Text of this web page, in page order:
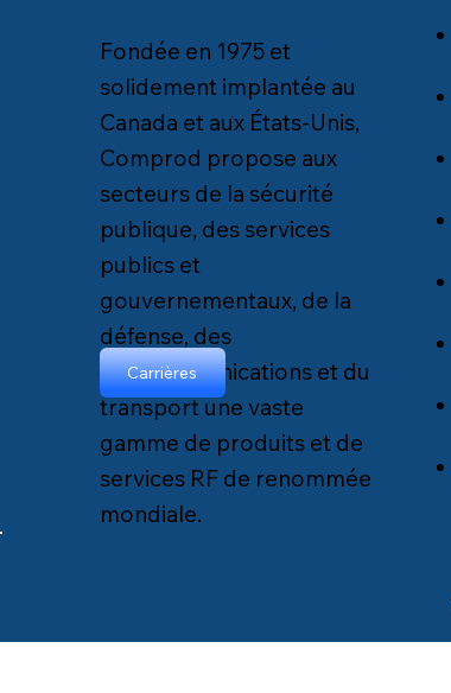
Fondée en 1975 et
solidement implantée au
Canada et aux États-Unis,
Comprod propose aux
secteurs de la sécurité
publique, des services
publics et
gouvernementaux, de la
défense, des
télécommunications et du
transport une vaste
gamme de produits et de
services RF de renommée
mondiale.
Carrières